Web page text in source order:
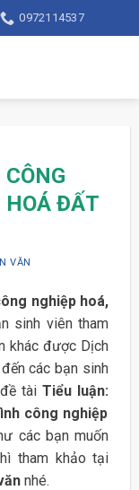
0972114537
HOÁ ĐẤT
VĂN
nghiệp hoá,
sinh viên tham
khác được Dịch
các bạn sinh
đề tàiTiểu luận:
công nghiệp
các bạn muốn
tham khảo tại
nhé.